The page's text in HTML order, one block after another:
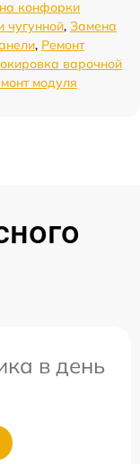
конфорки
чугунной, Замена
, Ремонт
варочной
модуля
в день